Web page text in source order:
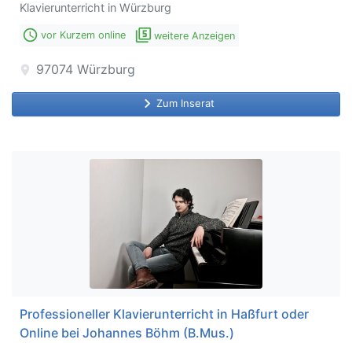
Klavierunterricht in Würzburg
access_time vor Kurzem online filter_5 weitere Anzeigen
location_on 97074 Würzburg
keyboard_arrow_right Zum Inserat
Professioneller Klavierunterricht in Haßfurt oder
Online bei Johannes Böhm (B.Mus.)